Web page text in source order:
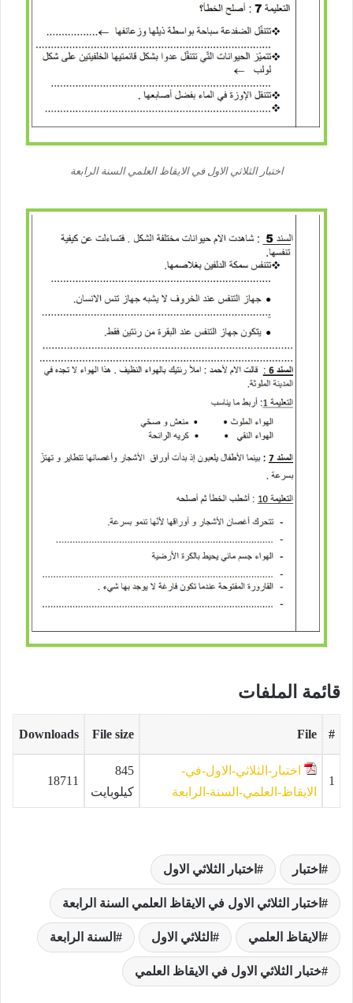
اختبار الثلاثي الاول في الايقاظ العلمي السنة الرابعة
قائمة الملفات
#
File
File size
Downloads
1
اختبار-الثلاثي-الاول-في-
الايقاظ-العلمي-السنة-الرابعة
845
كيلوبايت
18711
اختبار اختبار الثلاثي الاول
اختبار الثلاثي الاول في الايقاظ العلمي السنة الرابعة
الايقاظ العلمي الثلاثي الاول السنة الرابعة
ختبار الثلاثي الاول في الايقاظ العلمي